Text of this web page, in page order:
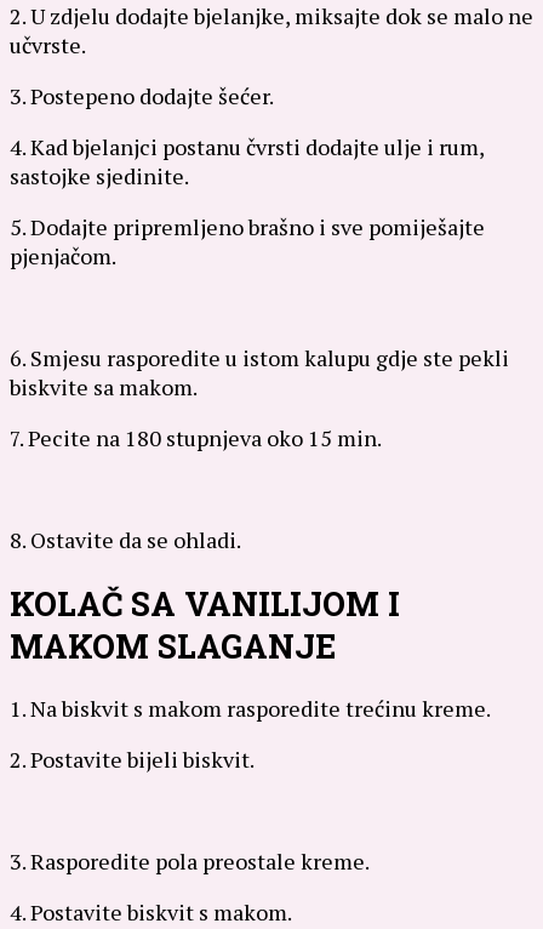
2. U zdjelu dodajte bjelanjke, miksajte dok se malo ne
učvrste.
3. Postepeno dodajte šećer.
4. Kad bjelanjci postanu čvrsti dodajte ulje i rum,
sastojke sjedinite.
5. Dodajte pripremljeno brašno i sve pomiješajte
pjenjačom.
6. Smjesu rasporedite u istom kalupu gdje ste pekli
biskvite sa makom.
7. Pecite na 180 stupnjeva oko 15 min.
8. Ostavite da se ohladi.
KOLAČ SA VANILIJOM I
MAKOM SLAGANJE
1. Na biskvit s makom rasporedite trećinu kreme.
2. Postavite bijeli biskvit.
3. Rasporedite pola preostale kreme.
4. Postavite biskvit s makom.